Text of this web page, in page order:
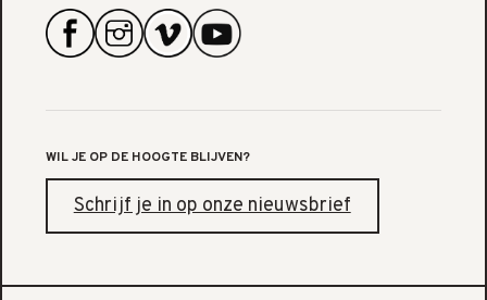
WIL JE OP DE HOOGTE BLIJVEN?
Schrijf je in op onze nieuwsbrief